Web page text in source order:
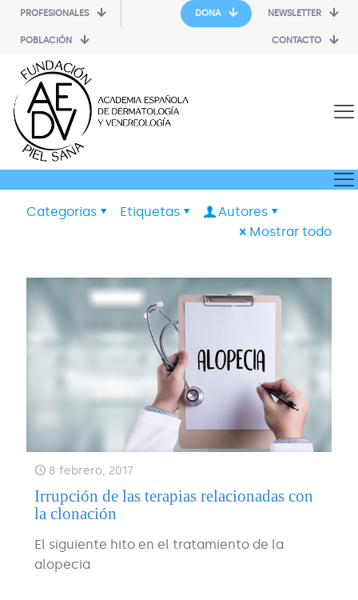
PROFESIONALES
POBLACIÓN
DONA NEWSLETTER
CONTACTO
Categorias Etiquetas
Autores
Mostrar todo
8 febrero, 2017
Irrupción de las terapias relacionadas con
la clonación
El siguiente hito en el tratamiento de la
alopecia